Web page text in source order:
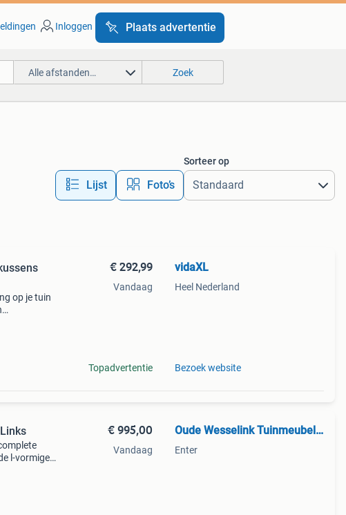
Inloggen Plaats advertentie
Alle afstanden… Zoek
Lijst Foto’s
Sorteer op
op je tuin
€ 292,99
Vandaag
Topadvertentie
vidaXL
Heel Nederland
Bezoek website
l-vormige
€ 995,00
Vandaag
Oude Wesselink Tuinmeubelen
Enter